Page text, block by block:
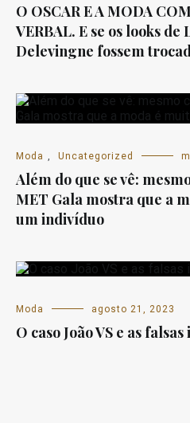
O OSCAR E A MODA
VERBAL. E se os looks de
Delevingne fossem
Moda , Uncategorized
Além do que se vê:
MET Gala mostra que a
um indivíduo
Moda agosto 21, 2023
O caso João VS e as